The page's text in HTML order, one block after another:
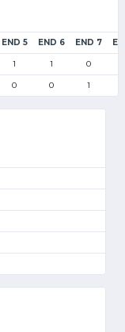
END 5 END 6 END 7
1 1 0
0 0 1